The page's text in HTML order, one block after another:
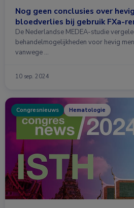
Nog geen conclusies over
bloedverlies bij gebruik FXa-
De Nederlandse MEDEA-studie
behandelmogelijkheden voor hevig
vanwege …
10 sep. 2024
Congresnieuws Hematologie